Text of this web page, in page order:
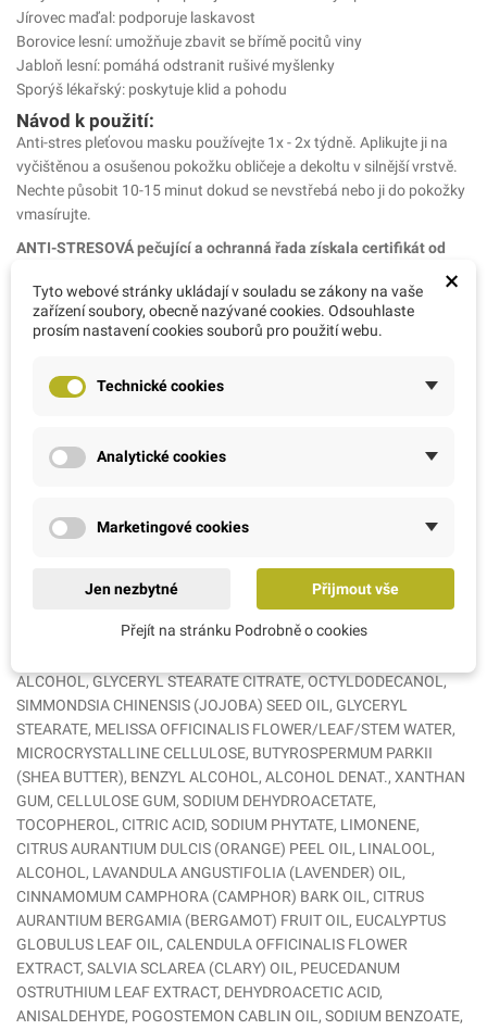
Jírovec maďal: podporuje laskavost
Borovice lesní: umožňuje zbavit se břímě pocitů viny
Jabloň lesní: pomáhá odstranit rušivé myšlenky
Sporýš lékařský: poskytuje klid a pohodu
Návod k použití:
Anti-stres pleťovou masku používejte 1x - 2x týdně. Aplikujte ji na
vyčištěnou a osušenou pokožku obličeje a dekoltu v silnější vrstvě.
Nechte působit 10-15 minut dokud se nevstřebá nebo ji do pokožky
vmasírujte.
ANTI-STRESOVÁ pečující a ochranná řada získala certifikát od
95% všech obsažených složek jsou přírodního původu
95% rostlinných složek je označeno jako organické
BEZ BARVIV
S přírodní parfemací založenou na bio esenciálních olejích
Výhradní zastoupení: AMC RATIO s.r.o., Arch. Weisse 1089, Řevnice,
Ingrédients INCI:
AQUA (WATER), CAPRYLIC/CAPRIC TRIGLYCERIDE, GLYCERIN,
DICAPRYLYL ETHER, PRUNUS AMYGDALUS DULCIS (SWEET
ALCOHOL, GLYCERYL STEARATE CITRATE, OCTYLDODECANOL,
SIMMONDSIA CHINENSIS (JOJOBA) SEED OIL, GLYCERYL
STEARATE, MELISSA OFFICINALIS FLOWER/LEAF/STEM WATER,
MICROCRYSTALLINE CELLULOSE, BUTYROSPERMUM PARKII
(SHEA BUTTER), BENZYL ALCOHOL, ALCOHOL DENAT., XANTHAN
GUM, CELLULOSE GUM, SODIUM DEHYDROACETATE,
TOCOPHEROL, CITRIC ACID, SODIUM PHYTATE, LIMONENE,
CITRUS AURANTIUM DULCIS (ORANGE) PEEL OIL, LINALOOL,
ALCOHOL, LAVANDULA ANGUSTIFOLIA (LAVENDER) OIL,
CINNAMOMUM CAMPHORA (CAMPHOR) BARK OIL, CITRUS
AURANTIUM BERGAMIA (BERGAMOT) FRUIT OIL, EUCALYPTUS
GLOBULUS LEAF OIL, CALENDULA OFFICINALIS FLOWER
EXTRACT, SALVIA SCLAREA (CLARY) OIL, PEUCEDANUM
OSTRUTHIUM LEAF EXTRACT, DEHYDROACETIC ACID,
ANISALDEHYDE, POGOSTEMON CABLIN OIL, SODIUM BENZOATE,
×
Tyto webové stránky ukládají v souladu se zákony na vaše
zařízení soubory, obecně nazývané cookies. Odsouhlaste
prosím nastavení cookies souborů pro použití webu.
Technické cookies
Analytické cookies
Marketingové cookies
Jen nezbytné Přijmout vše
Přejít na stránku Podrobně o cookies